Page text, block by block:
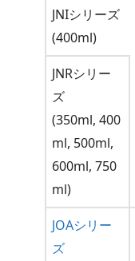
JNIシリーズ
(400ml)
JNRシリー
ズ
(350ml, 400
ml, 500ml,
600ml, 750
ml)
JOAシリー
ズ